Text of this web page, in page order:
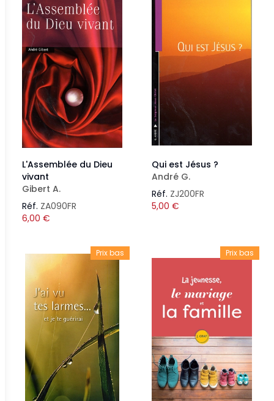
L'Assemblée du Dieu
vivant
Gibert A.
Réf. ZA090FR
6,00 €
Qui est Jésus ?
André G.
Réf. ZJ200FR
5,00 €
Prix bas Prix bas